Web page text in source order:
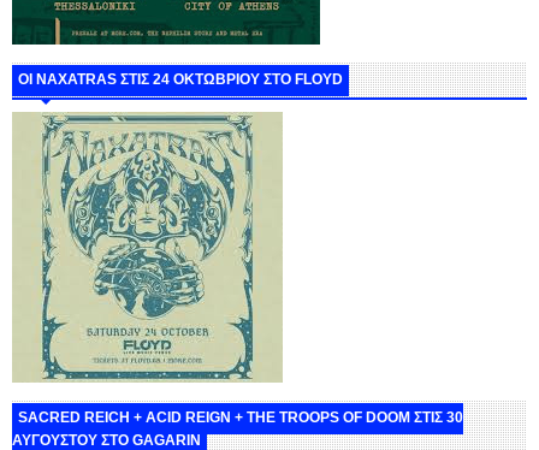
ΟΙ NAXATRAS ΣΤΙΣ 24 ΟΚΤΩΒΡΙΟΥ ΣΤΟ FLOYD
SACRED REICH + ACID REIGN + THE TROOPS OF DOOM ΣΤΙΣ 30
ΑΥΓΟΥΣΤΟΥ ΣΤΟ GAGARIN